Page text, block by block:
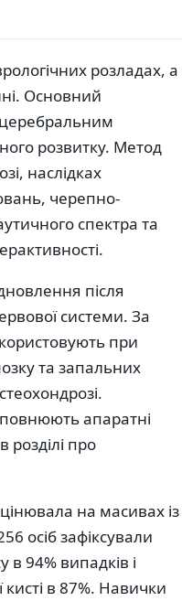
розладах, а
Основний
розвитку. Метод
наслідках
черепно-
спектра та
після
системи. За
при
та запальних
апаратні
про
на масивах із
осіб зафіксували
в 94% випадків і
кисті в 87%. Навички